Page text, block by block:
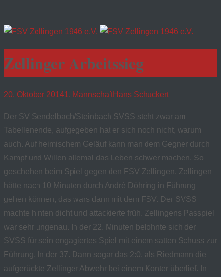
Zellinger Arbeitssieg
20. Oktober 20141. MannschaftHans Schuckert
Der SV Sendelbach/Steinbach SVSS steht zwar am
Tabellenende, aufgegeben hat er sich noch nicht, warum
auch. Auf heimischem Geläuf kann man dem Gegner durch
Kampf und Willen allemal das Leben schwer machen. So
geschehen beim Spiel gegen den FSV Zellingen. Zellingen
hätte nach 10 Minuten durch André Döhring in Führung
gehen können, das wars dann mit dem FSV. Der SVSS
machte hinten dicht und attackierte früh. Zellingens Passpiel
war sehr ungenau. In der 22. Minuten belohnte sich der
SVSS für sein engagiertes Spiel mit einem satten Schuss zur
Führung. In der 37. Dann sogar das 2:0, als Riedmann die
aufgerückte Zellinger Abwehr bei einem Konter überlief. In